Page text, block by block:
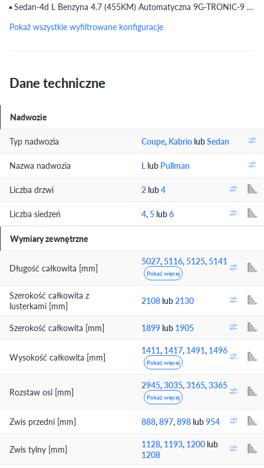
Sedan-4d L Benzyna 4.7 (455KM) Automatyczna 9G-TRONIC-9 Maybach 500 4MATIC (do 17.07.2017)
Pokaż wszystkie wyfiltrowane konfiguracje
Dane techniczne
Nadwozie
Typ nadwozia Coupe, Kabrio lubSedan
Nazwa nadwozia L lub Pullman
Liczba drzwi 2 lub4
Liczba siedzeń 4, 5 lub6
Wymiary zewnętrzne
Długość całkowita [mm]
5027, 5116, 5125, 5141
Pokaż więcej
Szerokość całkowita z
lusterkami [mm]
2108 lub2130
Szerokość całkowita [mm] 1899 lub 1905
Wysokość całkowita [mm]
1411, 1417, 1491, 1496
Pokaż więcej
Rozstaw osi [mm]
2945,3035,3165,3365
Pokaż więcej
Zwis przedni [mm] 888,897,898 lub954
Zwis tylny [mm] 1128, 1193, 1200 lub
1208